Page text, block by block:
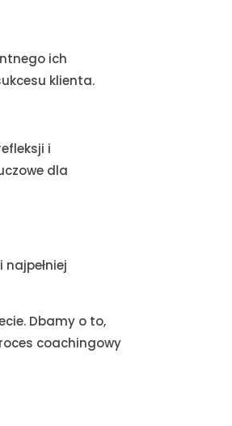
ich
klienta.
i
dla
Dbamy o to,
coachingowy